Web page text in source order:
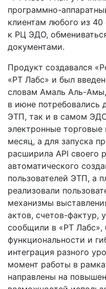
программно-
клиентам любого из
к РЦ ЭДО,
документами.
Продукт создавался
«РТ Лабс» и был
словам Амаль Аль-Амы,
в июне потребовались
ЭТП, так и в самом
электронные
месяц, а для запуска
расширила API своего
автоматического
пользователей ЭТП, а
реализовали
механизмы
актов, счетов-фактур,
сообщили в «РТ Лабс»,
функциональности и
интеграция разного
момент работы в
направлены на